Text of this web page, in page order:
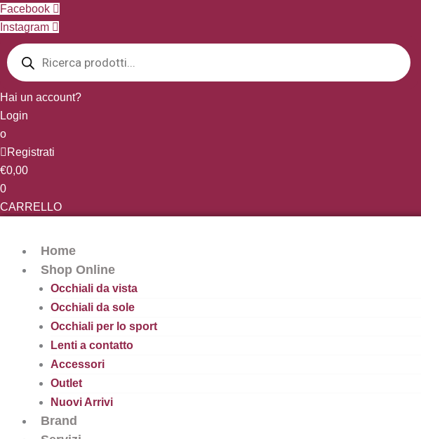
Vai
al
contenuto
Facebook
Instagram
Products
search
Hai un account?
Login
o
Registrati
€0,00
0
CARRELLO
Home
Shop Online
Occhiali da vista
Occhiali da sole
Occhiali per lo sport
Lenti a contatto
Accessori
Outlet
Nuovi Arrivi
Brand